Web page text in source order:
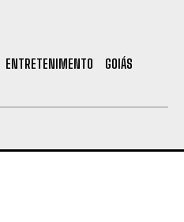
ENTRETENIMENTO
GOIÁS